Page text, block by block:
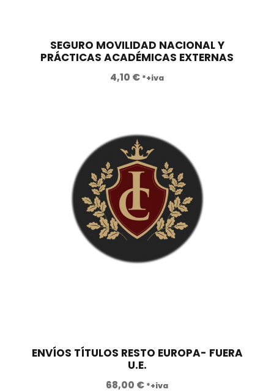
a
:
1
6
0
,
0
€
.
5
.
SEGURO MOVILIDAD NACIONAL Y
PRÁCTICAS ACADÉMICAS EXTERNAS
4,10 € *+iva
ENVÍOS TÍTULOS RESTO EUROPA- FUERA
U.E.
68,00 € *+iva